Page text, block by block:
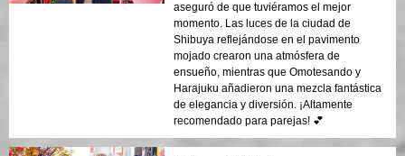
aseguró de que tuviéramos el mejor
momento. Las luces de la ciudad de
Shibuya reflejándose en el pavimento
mojado crearon una atmósfera de
ensueño, mientras que Omotesando y
Harajuku añadieron una mezcla fantástica
de elegancia y diversión. ¡Altamente
recomendado para parejas! 💕